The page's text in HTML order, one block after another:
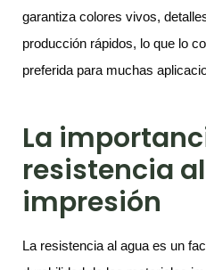
garantiza colores vivos,
producción rápidos, lo que lo
preferida para muchas
La
resistencia
impresión
La resistencia al agua es un